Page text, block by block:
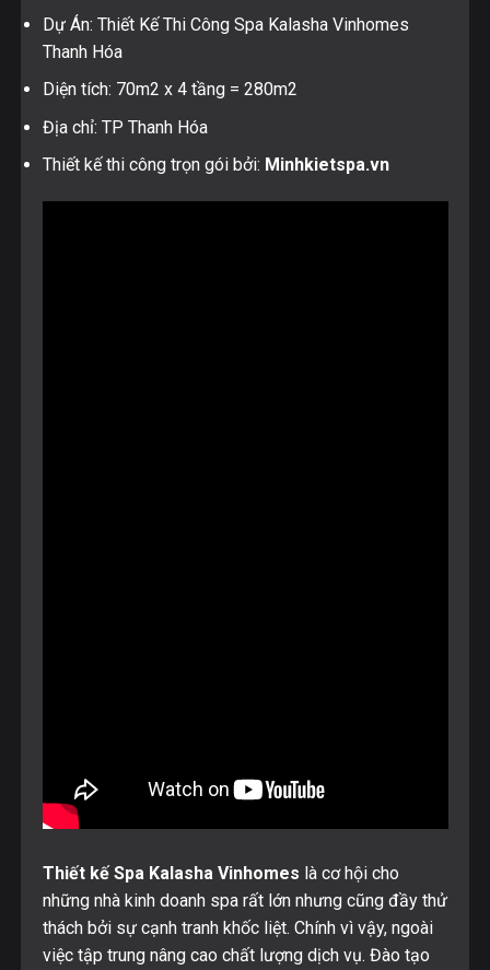
Dự Án: Thiết Kế Thi Công Spa Kalasha Vinhomes
Thanh Hóa
Diện tích: 70m2 x 4 tầng = 280m2
Địa chỉ: TP Thanh Hóa
Thiết kế thi công trọn gói bởi: Minhkietspa.vn
Thiết kế Spa Kalasha Vinhomes là cơ hội cho
những nhà kinh doanh spa rất lớn nhưng cũng đầy thử
thách bởi sự cạnh tranh khốc liệt. Chính vì vậy, ngoài
việc tập trung nâng cao chất lượng dịch vụ. Đào tạo